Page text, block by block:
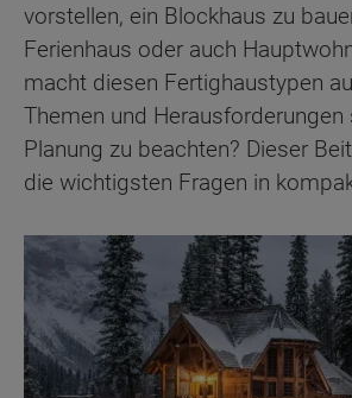
vorstellen, ein Blockhaus zu
Ferienhaus oder auch
macht diesen Fertighaustypen
Themen und Herausforderungen
Planung zu beachten? Dieser
die wichtigsten Fragen in